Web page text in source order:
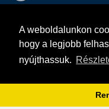
A weboldalunkon
hogy a legjobb
nyújthassuk.
info@gepeszbolt.hu
Murányi